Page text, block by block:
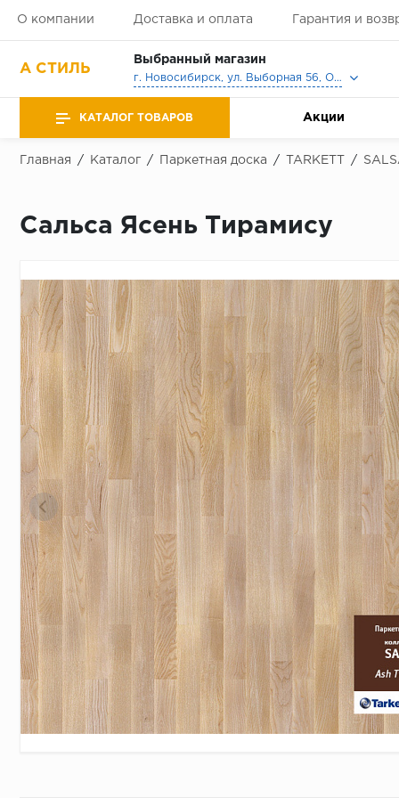
О компании Доставка и оплата Гарантия и
А СТИЛЬ
Выбранный магазин
г. Новосибирск, ул. Выборная 56, Офис, Выставочный зал
КАТАЛОГ ТОВАРОВ Акции
Главная / Каталог / Паркетная доска / TARKETT /
Сальса Ясень Тирамису